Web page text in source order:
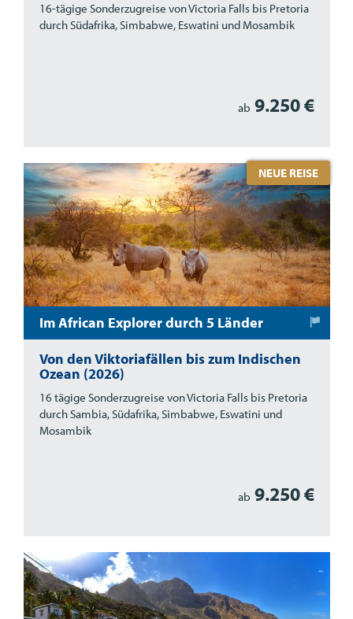
16-tägige Sonderzugreise von Victoria Falls bis Pretoria
durch Südafrika, Simbabwe, Eswatini und Mosambik
ab 9.250 €
Im African Explorer durch 5 Länder
NEUE REISE
Von den Viktoriafällen bis zum Indischen
Ozean (2026)
16 tägige Sonderzugreise von Victoria Falls bis Pretoria
durch Sambia, Südafrika, Simbabwe, Eswatini und
Mosambik
ab 9.250 €